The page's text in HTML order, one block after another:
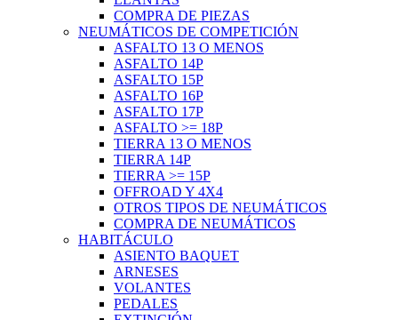
COMPRA DE PIEZAS
NEUMÁTICOS DE COMPETICIÓN
ASFALTO 13 O MENOS
ASFALTO 14P
ASFALTO 15P
ASFALTO 16P
ASFALTO 17P
ASFALTO >= 18P
TIERRA 13 O MENOS
TIERRA 14P
TIERRA >= 15P
OFFROAD Y 4X4
OTROS TIPOS DE NEUMÁTICOS
COMPRA DE NEUMÁTICOS
HABITÁCULO
ASIENTO BAQUET
ARNESES
VOLANTES
PEDALES